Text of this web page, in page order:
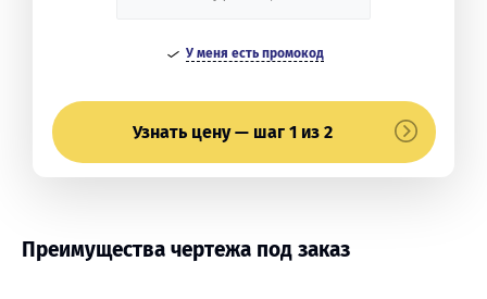
У меня есть промокод
Узнать цену — шаг 1 из 2
Преимущества чертежа под заказ